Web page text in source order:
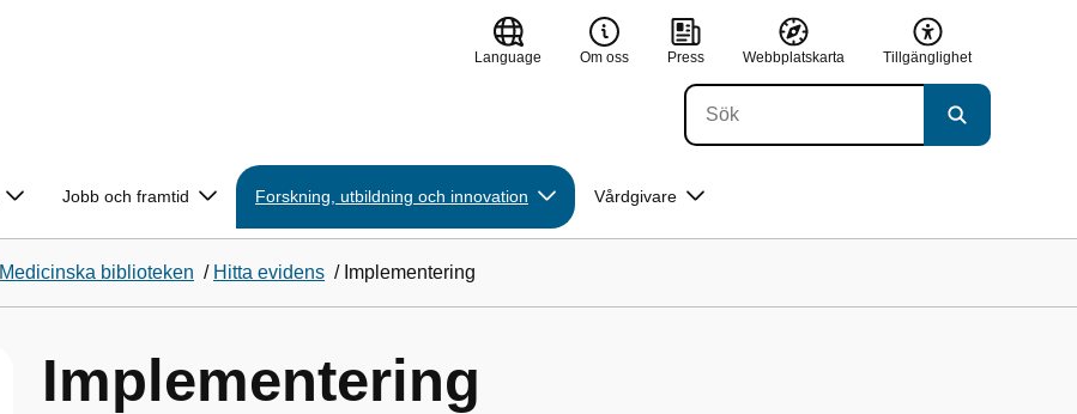
Language Om oss Press Webbplatskarta Tillgänglighet
Jobb och framtid Forskning, utbildning och innovation Vårdgivare
Medicinska biblioteken / Hitta evidens / Implementering
Implementering